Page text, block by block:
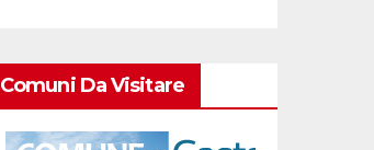
Comuni Da Visitare